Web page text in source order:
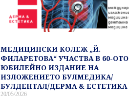
МЕДИЦИНСКИ КОЛЕЖ „Й.
ФИЛАРЕТОВА“ УЧАСТВА В 60-ОТО
ЮБИЛЕЙНО ИЗДАНИЕ НА
ИЗЛОЖЕНИЕТО БУЛМЕДИКА/
БУЛДЕНТАЛ/ДЕРМА & ЕСТЕТИКА
20/05/2026